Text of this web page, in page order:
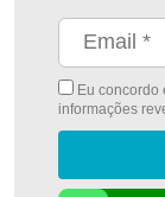
Eu concordo
informações